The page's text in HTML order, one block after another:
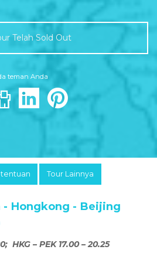
Telah Sold Out
teman Anda
Tour Lainnya
- Hongkong - Beijing
HKG – PEK 17.00 – 20.25